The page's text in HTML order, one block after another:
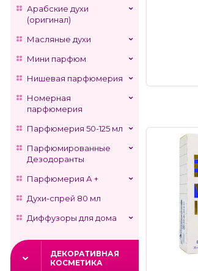
Арабские духи
(оригинал)
Масляные духи
Мини парфюм
Нишевая парфюмерия
Номерная
парфюмерия
Парфюмерия 50-125 мл
Парфюмированные
Дезодоранты
Парфюмерия А +
Духи-спрей 80 мл
Диффузоры для дома
ДЕКОРАТИВНАЯ
КОСМЕТИКА